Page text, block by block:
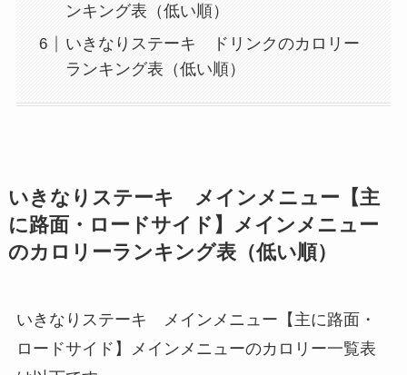
ンキング表（低い順）
いきなりステーキ ドリンクのカロリー
ランキング表（低い順）
いきなりステーキ メインメニュー【主
に路面・ロードサイド】メインメニュー
のカロリーランキング表（低い順）
いきなりステーキ メインメニュー【主に路面・
ロードサイド】メインメニューのカロリー一覧表